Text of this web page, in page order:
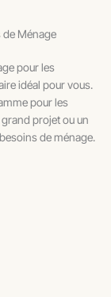
de Ménage
pour les
idéal pour vous.
pour les
projet ou un
de ménage.